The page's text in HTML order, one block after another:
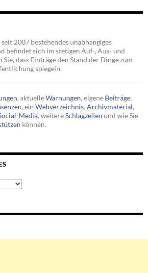
2007 bestehendes unabhängiges
befindet sich im stetigen Auf-, Aus- und
dass Einträge den Stand der Dinge zum
spiegeln.
, aktuelleWarnungen, eigene Beiträge,
, ein Webverzeichnis, Archivmaterial,
Media, weitereSchlagzeilen und wie Sie
können.